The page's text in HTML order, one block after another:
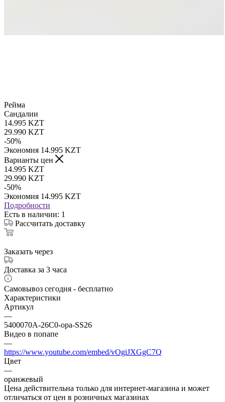
Рейма
Сандалии
14.995 KZT
29.990 KZT
-50%
Экономия 14.995 KZT
Варианты цен
14.995 KZT
29.990 KZT
-50%
Экономия 14.995 KZT
Подробности
Есть в наличии: 1
Рассчитать доставку
Заказать через
Доставка за 3 часа
Самовывоз сегодня - бесплатно
Характеристики
Артикул
—
5400070A-26C0-ора-SS26
Видео в попапе
—
https://www.youtube.com/embed/vOgiJXGgC7Q
Цвет
—
оранжевый
Цена действительна только для интернет-магазина и может
отличаться от цен в розничных магазинах